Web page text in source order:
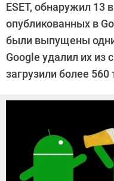
ESET, обнаружил 13
опубликованных в
были выпущены
Google удалил их из
загрузили более 560